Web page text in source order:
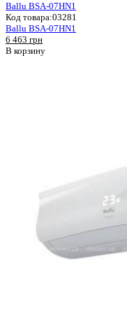
Ballu BSA-07HN1
Код товара:03281
Ballu BSA-07HN1
6 463 грн
В корзину